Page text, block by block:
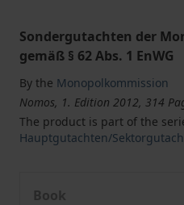
Sondergutachten der
gemäß § 62 Abs. 1 EnWG
By the Monopolkommission
Nomos, 1. Edition 2012, 314
The product is part of the
Hauptgutachten/
Book